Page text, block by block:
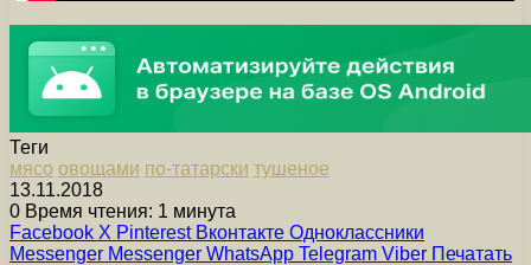
Теги
мясо овощами по-татарски тушеное
13.11.2018
0 Время чтения: 1 минута
Facebook X Pinterest Вконтакте Одноклассники
Messenger Messenger WhatsApp Telegram Viber Печатать